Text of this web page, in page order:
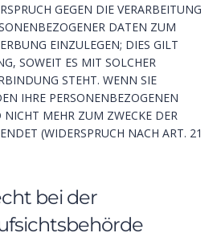
GEGEN DIE VERARBEITUNG
DATEN ZUM
EINZULEGEN; DIES GILT
SOWEIT ES MIT SOLCHER
STEHT. WENN SIE
IHRE PERSONENBEZOGENEN
NICHT MEHR ZUM ZWECKE DER
(WIDERSPRUCH NACH ART. 21
bei der